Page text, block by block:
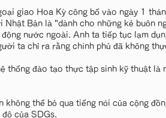
giao Hoa Kỳ công bố vào ngày 1
Bản là "dành cho những kẻ buôn
nước ngoài. Anh ta tiếp tục lạm
ta chỉ ra rằng chính phủ đã không
thống đào tạo thực tập sinh kỹ thuật là
thể bỏ qua tiếng nói của cộng
của SDGs.